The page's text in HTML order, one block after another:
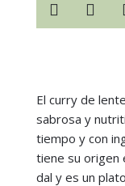
 
El curry de
sabrosa y
tiempo y con
tiene su origen
dal y es un